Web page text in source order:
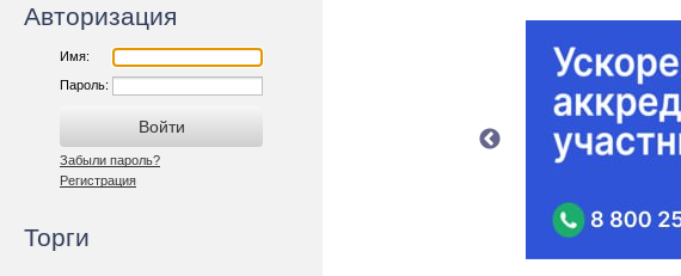
Авторизация
Имя:
Пароль:
Забыли пароль?
Регистрация
Торги